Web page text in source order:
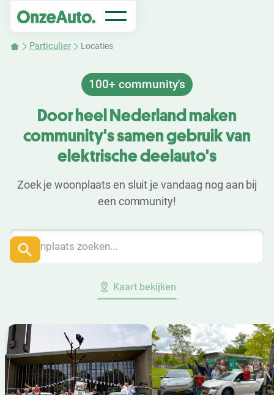
Particulier Locaties
100+ community's
Door heel Nederland maken
community's samen gebruik van
elektrische deelauto's
Zoek je woonplaats en sluit je vandaag nog aan bij
een community!
Kaart bekijken